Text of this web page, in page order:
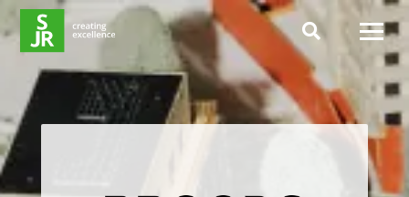
Hoppa till innehåll